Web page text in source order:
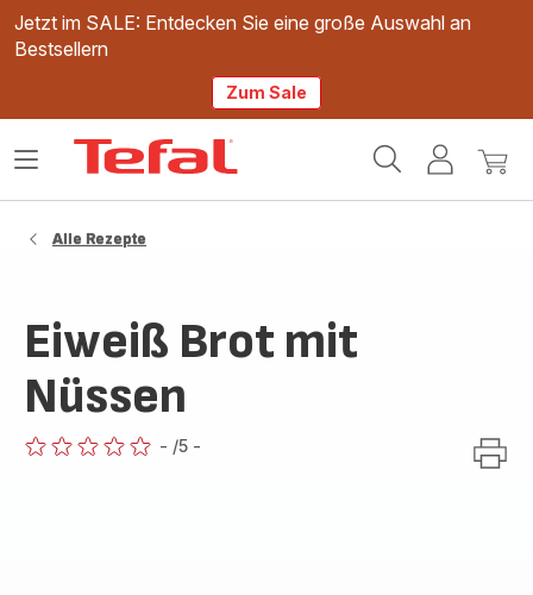
Jetzt im SALE: Entdecken Sie eine große Auswahl an
Bestsellern
Zum Sale
Mein
Mein
Das
Alle Rezepte
Eiweiß Brot mit
Nüssen
- /5 -